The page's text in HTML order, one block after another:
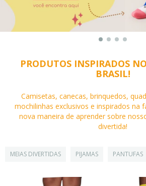
PRODUTOS INSPIRADOS
BRASIL!
Camisetas, canecas, brinquedos,
mochilinhas exclusivos e inspirados na
nova maneira de aprender sobre
divertida!
MEIAS DIVERTIDAS PIJAMAS PANTUFAS